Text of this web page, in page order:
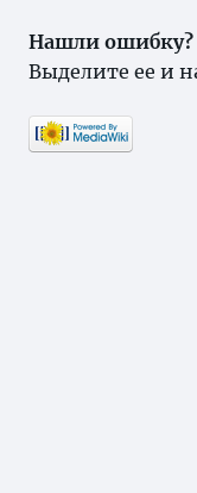
Нашли ошибку?
Выделите ее и